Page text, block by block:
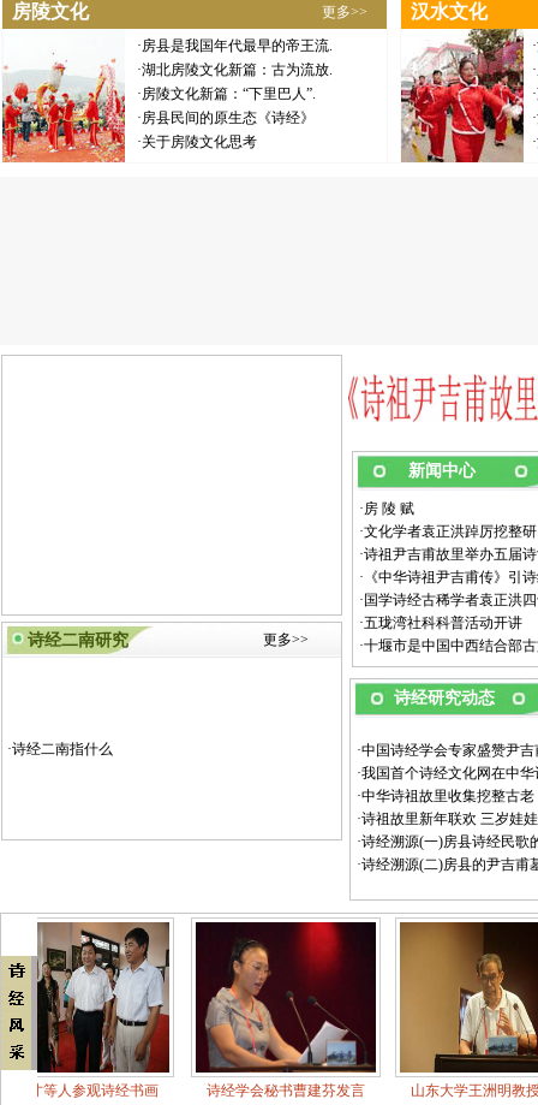
房陵文化
更多>>
·房县是我国年代最早的帝王流.
·湖北房陵文化新篇：古为流放.
·房陵文化新篇：“下里巴人”.
·房县民间的原生态《诗经》
·关于房陵文化思考
汉水文化
·
·
·
·
·
诗经二南研究 更多>>
·诗经二南指什么
新闻中心
·房 陵 赋
·文化学者袁正洪踔厉挖整
·诗祖尹吉甫故里举办五届
· 《中华诗祖尹吉甫传》引
· 国学诗经古稀学者袁正洪
·五珑湾社科科普活动开讲
·十堰市是中国中西结合部
诗经研究动态
·中国诗经学会专家盛赞尹吉
·我国首个诗经文化网在中
·中华诗祖故里收集挖整古
·诗祖故里新年联欢 三岁娃
·诗经溯源(一)房县诗经民歌
·诗经溯源(二)房县的尹吉甫
观诗经书画 诗经学会秘书曹建芬发言 山东大学王洲明教授发言